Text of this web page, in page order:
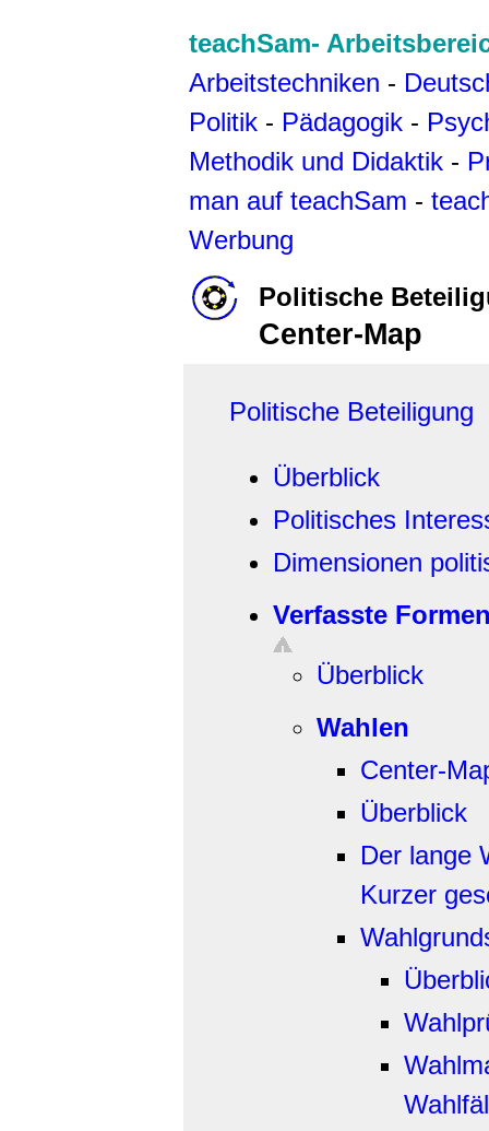
teachSam-
Arbeitstechniken -
Politik - Pädagogik -
Methodik und Didaktik -
man auf teachSam -
Werbung
Politische
Center-Map
Politische Beteiligung
Überblick
Politisches
Dimensionen
Verfasste
Überblick
Wahlen
Center-
Überblick
Der lange
Kurzer